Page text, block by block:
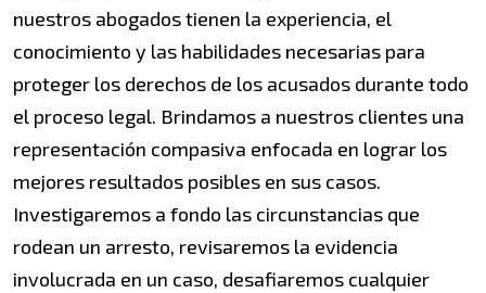
nuestros abogados tienen la experiencia, el
conocimiento y las habilidades necesarias para
proteger los derechos de los acusados durante todo
el proceso legal. Brindamos a nuestros clientes una
representación compasiva enfocada en lograr los
mejores resultados posibles en sus casos.
Investigaremos a fondo las circunstancias que
rodean un arresto, revisaremos la evidencia
involucrada en un caso, desafiaremos cualquier